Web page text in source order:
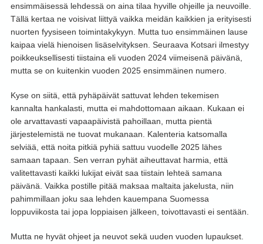
ensimmäisessä lehdessä on aina tilaa hyville ohjeille ja neuvoille.
Tällä kertaa ne voisivat liittyä vaikka meidän kaikkien ja erityisesti
nuorten fyysiseen toimintakykyyn. Mutta tuo ensimmäinen lause
kaipaa vielä hienoisen lisäselvityksen. Seuraava Kotsari ilmestyy
poikkeuksellisesti tiistaina eli vuoden 2024 viimeisenä päivänä,
mutta se on kuitenkin vuoden 2025 ensimmäinen numero.
Kyse on siitä, että pyhäpäivät sattuvat lehden tekemisen
kannalta hankalasti, mutta ei mahdottomaan aikaan. Kukaan ei
ole arvattavasti vapaapäivistä pahoillaan, mutta pientä
järjestelemistä ne tuovat mukanaan. Kalenteria katsomalla
selviää, että noita pitkiä pyhiä sattuu vuodelle 2025 lähes
samaan tapaan. Sen verran pyhät aiheuttavat harmia, että
valitettavasti kaikki lukijat eivät saa tiistain lehteä samana
päivänä. Vaikka postille pitää maksaa maltaita jakelusta, niin
pahimmillaan joku saa lehden kauempana Suomessa
loppuviikosta tai jopa loppiaisen jälkeen, toivottavasti ei sentään.
Mutta ne hyvät ohjeet ja neuvot sekä uuden vuoden lupaukset.